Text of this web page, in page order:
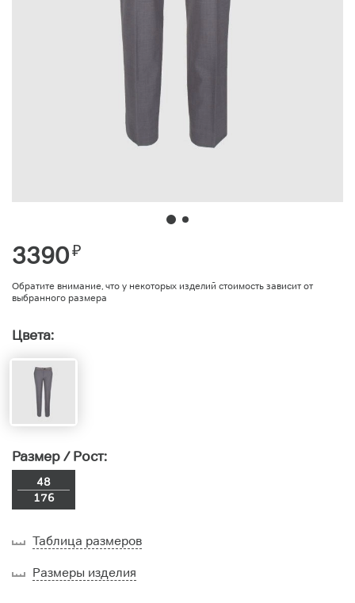
3390₽
Обратите внимание, что у некоторых изделий стоимость зависит от
выбранного размера
Цвета:
Размер / Рост:
48
176
Таблица размеров
Размеры изделия